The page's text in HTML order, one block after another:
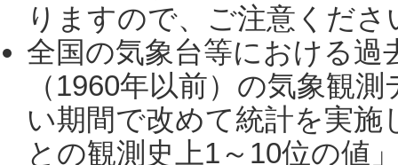
りますので、ご注意くだ
全国の気象台等における過
（1960年以前）の気象観
い期間で改めて統計を実
との観測史上1～10位の値